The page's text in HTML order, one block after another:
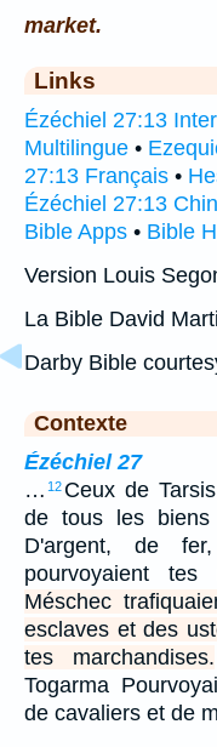
market.
Links
Ézéchiel 27:13
Multilingue •
27:13 Français •
Ézéchiel 27:13
Bible Apps • Bible
Version Louis
La Bible David
Darby Bible
Contexte
Ézéchiel 27
… 12 Ceux de
de tous les biens
D'argent, de
pourvoyaient tes
Méschec
esclaves et des
tes marchandises.
Togarma
de cavaliers et de